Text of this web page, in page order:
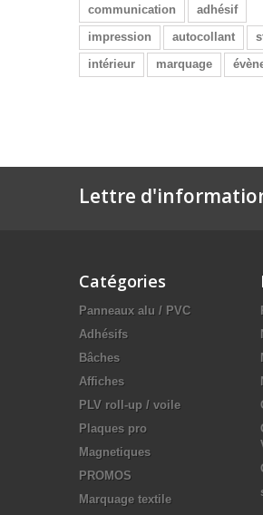
communication
adhésif
impression
autocollant
intérieur
marquage
Lettre
Catégories
Panneaux alu / PVC
Adhésifs
Bâches
Affiches
PLV roll-up / voile
Plaques pro
Magnetiques
PROMOS
Marquage textile